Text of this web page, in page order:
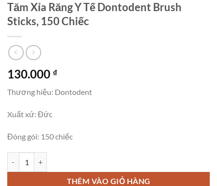
Tăm Xỉa Răng Y Tế Dontodent Brush
Sticks, 150 Chiếc
130.000 ₫
Thương hiệu: Dontodent
Xuất xứ: Đức
Đóng gói: 150 chiếc
THÊM VÀO GIỎ HÀNG